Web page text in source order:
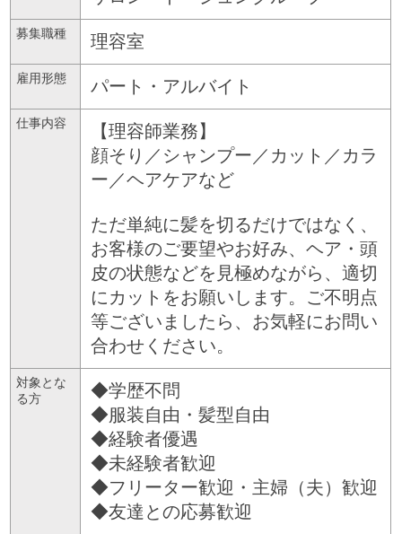
募集職種 理容室
雇用形態 パート・アルバイト
仕事内容
【理容師業務】
顔そり／シャンプー／カット／カラ
ー／ヘアケアなど
ただ単純に髪を切るだけではなく、
お客様のご要望やお好み、ヘア・頭
皮の状態などを見極めながら、適切
にカットをお願いします。ご不明点
等ございましたら、お気軽にお問い
合わせください。
対象とな
る方
◆学歴不問
◆服装自由・髪型自由
◆経験者優遇
◆未経験者歓迎
◆フリーター歓迎・主婦（夫）歓迎
◆友達との応募歓迎